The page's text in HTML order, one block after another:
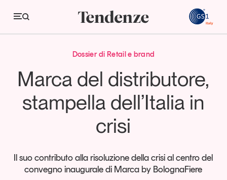
Tendenze
La MDD punta a un packaging virtuoso
Economia e consumi
Innovazione
Retail e brand
Sostenibilità
Dossier di Retail e brand
Marca del distributore,
stampella dell’Italia in
crisi
Il suo contributo alla risoluzione della crisi al centro del
convegno inaugurale di Marca by BolognaFiere